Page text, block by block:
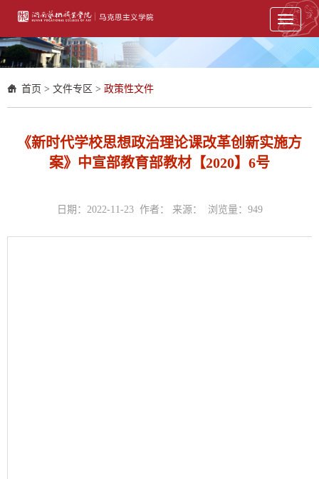
Toggle
首页 > 文件专区 > 政策性文件
《新时代学校思想政治理论课改革创新实施方
案》中宣部教育部教材【2020】6号
日期：2022-11-23 作者： 来源： 浏览量： 949